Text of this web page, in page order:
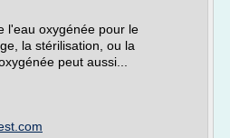
l'eau oxygénée pour le
la stérilisation, ou la
peut aussi...